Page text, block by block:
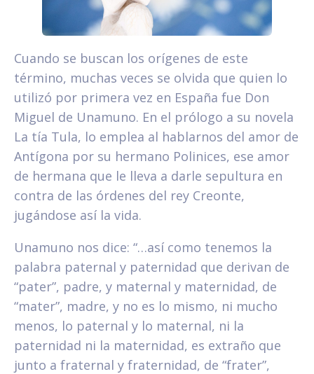
Cuando se buscan los orígenes de este
término, muchas veces se olvida que quien lo
utilizó por primera vez en España fue Don
Miguel de Unamuno. En el prólogo a su novela
La tía Tula, lo emplea al hablarnos del amor de
Antígona por su hermano Polinices, ese amor
de hermana que le lleva a darle sepultura en
contra de las órdenes del rey Creonte,
jugándose así la vida.
Unamuno nos dice: “…así como tenemos la
palabra paternal y paternidad que derivan de
“pater”, padre, y maternal y maternidad, de
“mater”, madre, y no es lo mismo, ni mucho
menos, lo paternal y lo maternal, ni la
paternidad ni la maternidad, es extraño que
junto a fraternal y fraternidad, de “frater”,